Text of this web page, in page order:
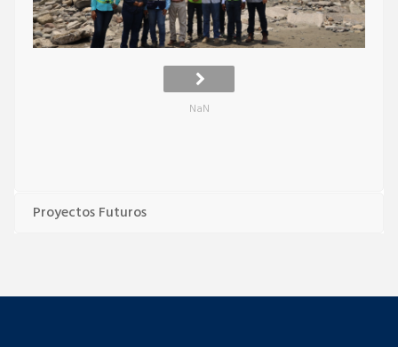
NaN
Proyectos Futuros